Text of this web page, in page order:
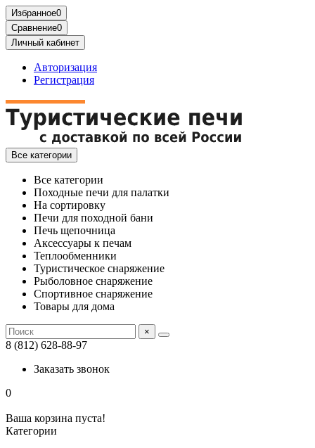
Избранное0
Сравнение0
Личный кабинет
Авторизация
Регистрация
Все категории
Все категории
Походные печи для палатки
На сортировку
Печи для походной бани
Печь щепочница
Аксессуары к печам
Теплообменники
Туристическое снаряжение
Рыболовное снаряжение
Спортивное снаряжение
Товары для дома
×
8 (812) 628-88-97
Заказать звонок
0
Ваша корзина пуста!
Категории